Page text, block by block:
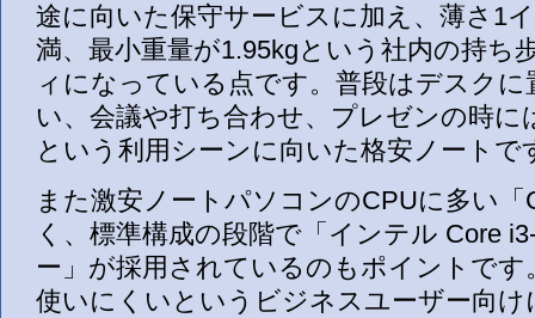
途に向いた保守サービスに加え、薄さ1
満、最小重量が1.95kgという社内の持ち
ィになっている点です。普段はデスク
い、会議や打ち合わせ、プレゼンの時に
という利用シーンに向いた格安ノートで
また激安ノートパソコンのCPUに多い「
く、標準構成の段階で「インテル Core
ー」が採用されているのもポイントです
使いにくいというビジネスユーザー向け